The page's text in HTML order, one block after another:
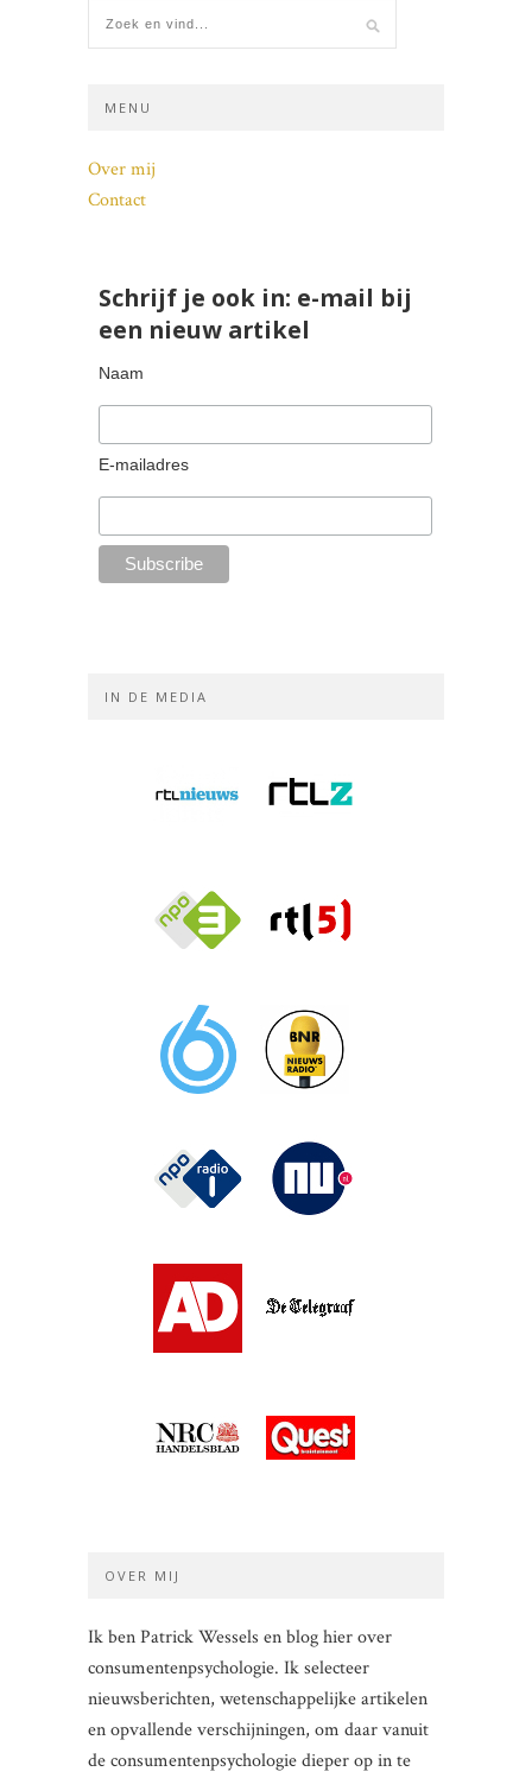
MENU
Over mij
Contact
Schrijf je ook in: e-mail bij
een nieuw artikel
Naam
E-mailadres
IN DE MEDIA
OVER MIJ
Ik ben Patrick Wessels en blog hier over
consumentenpsychologie. Ik selecteer
nieuwsberichten, wetenschappelijke artikelen
en opvallende verschijningen, om daar vanuit
de consumentenpsychologie dieper op in te